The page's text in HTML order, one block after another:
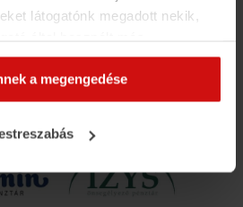
látogatónk megadott nekik,
Elfogadásával segíti a
felhasználói élményt
a megengedése